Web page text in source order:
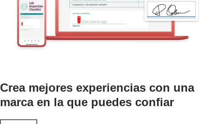
Crea mejores experiencias con una
marca en la que puedes confiar